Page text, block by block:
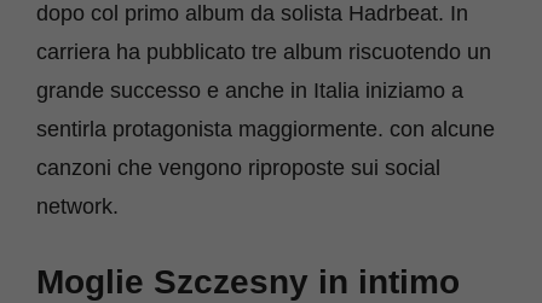
dopo col primo album da solista Hadrbeat. In
carriera ha pubblicato tre album riscuotendo un
grande successo e anche in Italia iniziamo a
sentirla protagonista maggiormente. con alcune
canzoni che vengono riproposte sui social
network.
Moglie Szczesny in intimo